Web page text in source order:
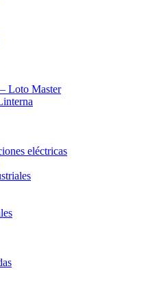
Loto Master
eléctricas